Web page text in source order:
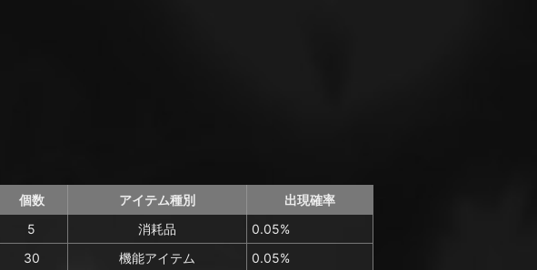
個数 アイテム種別
出現確率
5 消耗品
0.05%
30 機能アイテム
0.05%